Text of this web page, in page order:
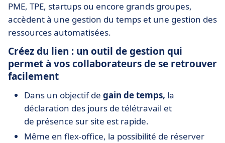
PME, TPE, startups ou encore grands groupes,
accèdent à une gestion du temps et une gestion des
ressources automatisées.
Créez du lien : un outil de gestion qui
permet à vos collaborateurs de se retrouver
facilement
Dans un objectif de gain de temps, la
déclaration des jours de télétravail et
de présence sur site est rapide.
Même en flex-office, la possibilité de réserver